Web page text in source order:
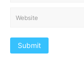
Submit